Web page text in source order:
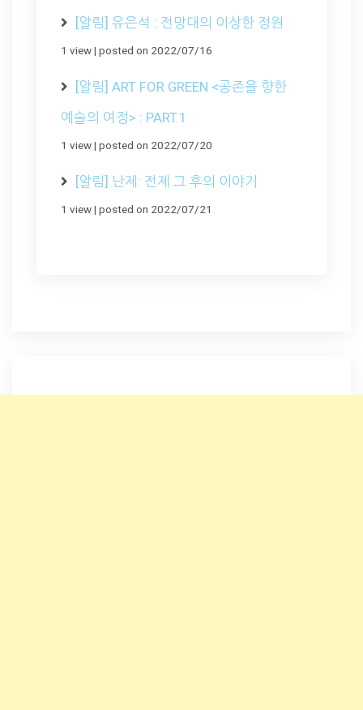
[알림] 유은석 : 전망대의 이상한 정원
1 view| posted on 2022/07/16
[알림] ART FOR GREEN <공존을 향한
예술의 여정> : PART.1
1 view| posted on 2022/07/20
[알림] 난제: 전제 그 후의 이야기
1 view| posted on 2022/07/21